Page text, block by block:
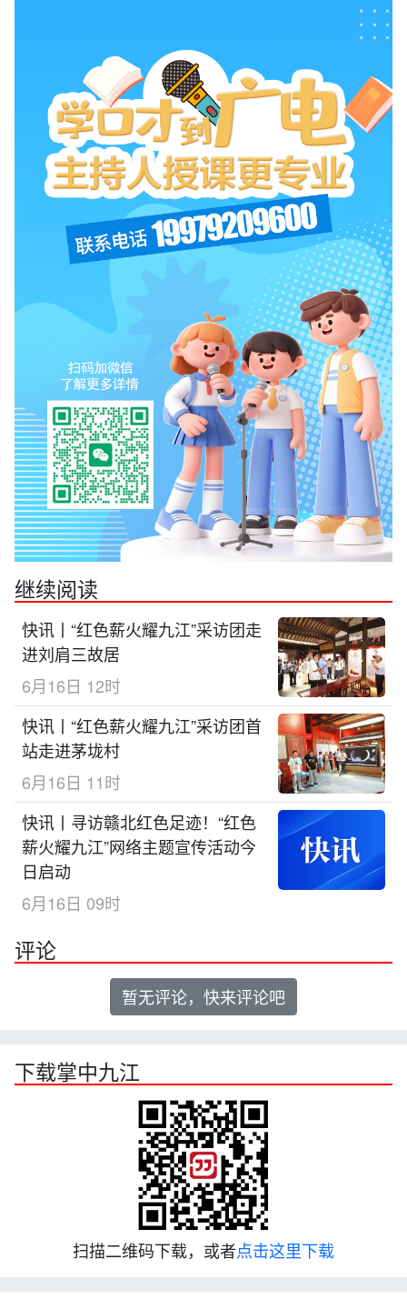
继续阅读
快讯丨“红色薪火耀九江”采访团走
进刘肩三故居
6月16日 12时
快讯丨“红色薪火耀九江”采访团首
站走进茅垅村
6月16日 11时
快讯丨寻访赣北红色足迹！“红色
薪火耀九江”网络主题宣传活动今
日启动
6月16日 09时
评论
暂无评论，快来评论吧
下载掌中九江
扫描二维码下载，或者点击这里下载